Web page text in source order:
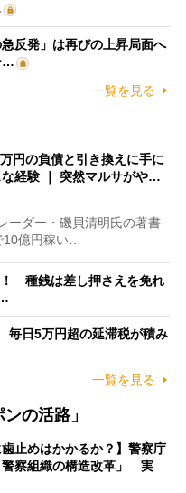
反発」は再びの上昇局面へ
…
一覧を見る
円の負債と引き換えに手に
経験 ｜ 突然マルサがや…
ーダー・磯貝清明氏の著書
10億円稼い…
！ 種銭は差し押さえを免れ
毎日5万円超の延滞税が積み
一覧を見る
の活路」
歯止めはかかるか？】警察庁
警察組織の構造改革」 実